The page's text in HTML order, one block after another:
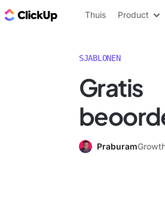
ClickUp Blog
Thuis Product
SJABLONEN
Gratis
Praburam